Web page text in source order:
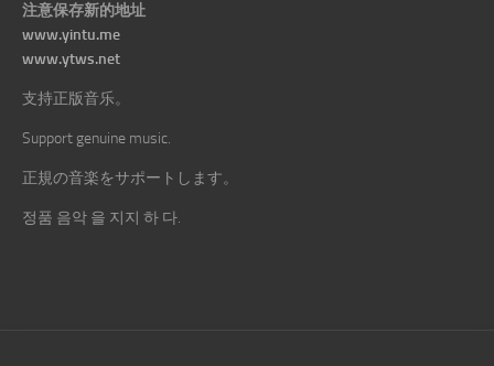
注意保存新的地址
www.yintu.me
www.ytws.net
支持正版音乐。
Support genuine music.
正規の音楽をサポートします。
정품 음악 을 지지 하 다.